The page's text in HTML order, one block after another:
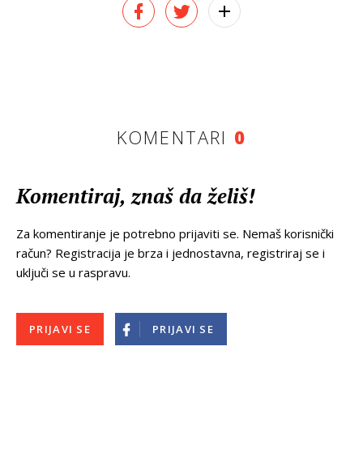
KOMENTARI 0
Komentiraj, znaš da želiš!
Za komentiranje je potrebno prijaviti se. Nemaš korisnički
račun? Registracija je brza i jednostavna, registriraj se i
uključi se u raspravu.
PRIJAVI SE PRIJAVI SE